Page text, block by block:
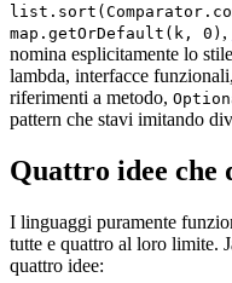
map.getOrDefault(k, 0) ,
nomina esplicitamente lo
lambda, interfacce
riferimenti a metodo,
pattern che stavi imitando
Quattro idee che
I linguaggi puramente
tutte e quattro al loro limite.
quattro idee: